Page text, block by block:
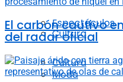
Cultura
Moda
Espectáculos
Cultura
El carbón cautivo
del radar oficial